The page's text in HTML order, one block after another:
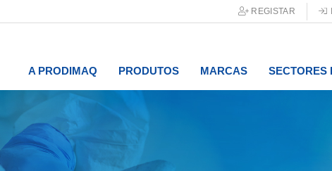
REGISTAR
A PRODIMAQ PRODUTOS MARCAS SECTORES